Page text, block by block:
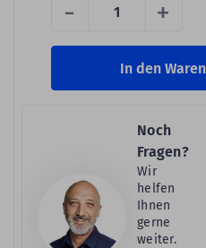
- +
In den
Noch
Fragen?
Wir
helfen
Ihnen
gerne
weiter.